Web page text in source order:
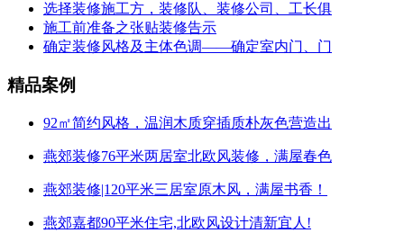
选择装修施工方，装修队、装修公司、工长俱
施工前准备之张贴装修告示
确定装修风格及主体色调——确定室内门、门
精品案例
92㎡简约风格，温润木质穿插质朴灰色营造出
燕郊装修76平米两居室北欧风装修，满屋春色
燕郊装修|120平米三居室原木风，满屋书香！
燕郊嘉都90平米住宅,北欧风设计清新宜人!